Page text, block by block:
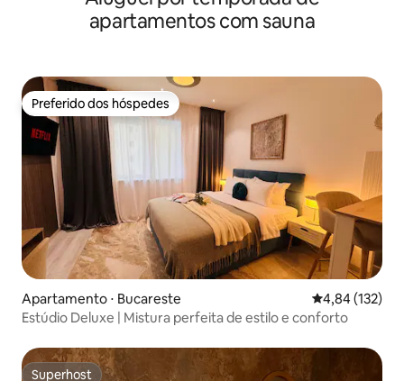
apartamentos com sauna
Preferido dos hóspedes
Preferido dos hóspedes
Apartamento ⋅ Bucareste 4,84 de uma
4,84 (132)
Estúdio Deluxe | Mistura perfeita de estilo e conforto
Superhost